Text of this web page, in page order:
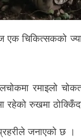
एक चिकित्सकको
रमाइलो
रुखमा
जनाएको छ ।